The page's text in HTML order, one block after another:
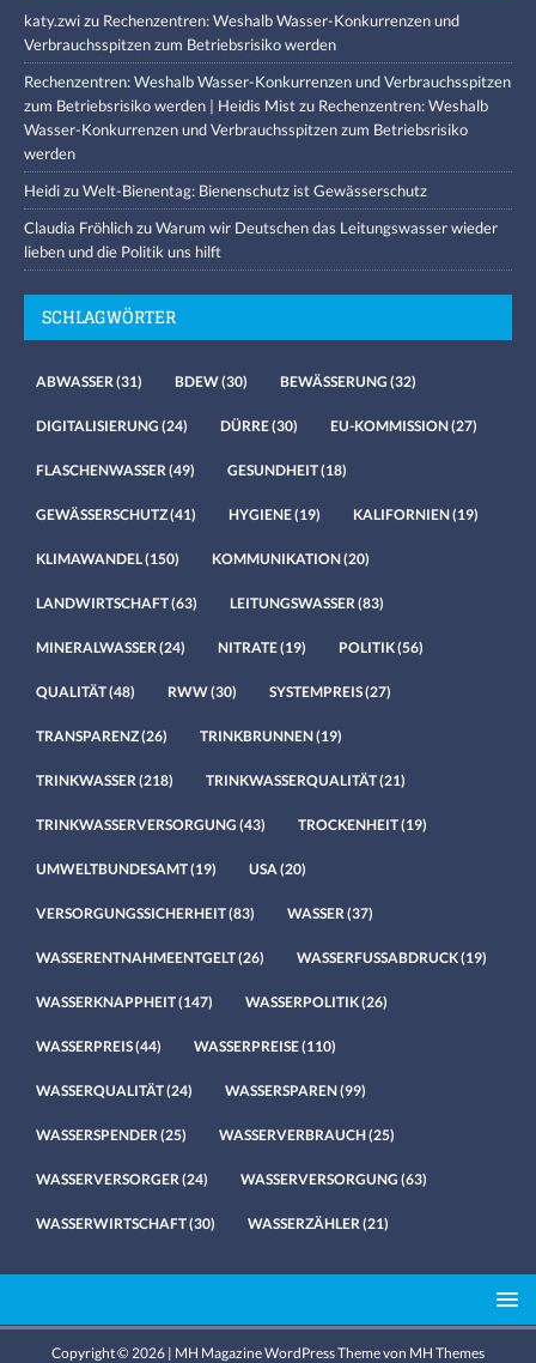
katy.zwizu Rechenzentren: Weshalb Wasser-Konkurrenzen und
Verbrauchsspitzen zum Betriebsrisiko werden
Rechenzentren: Weshalb Wasser-Konkurrenzen und Verbrauchsspitzen
zum Betriebsrisiko werden | Heidis Mistzu Rechenzentren: Weshalb
Wasser-Konkurrenzen und Verbrauchsspitzen zum Betriebsrisiko
werden
HeidizuWelt-Bienentag: Bienenschutz ist Gewässerschutz
Claudia FröhlichzuWarum wir Deutschen das Leitungswasser wieder
lieben und die Politik uns hilft
SCHLAGWÖRTER
ABWASSER (31) BDEW(30) BEWÄSSERUNG (32)
DIGITALISIERUNG (24) DÜRRE(30) EU-KOMMISSION(27)
FLASCHENWASSER (49) GESUNDHEIT(18)
GEWÄSSERSCHUTZ(41) HYGIENE(19) KALIFORNIEN(19)
KLIMAWANDEL(150) KOMMUNIKATION(20)
LANDWIRTSCHAFT(63) LEITUNGSWASSER (83)
MINERALWASSER (24) NITRATE(19) POLITIK(56)
QUALITÄT(48) RWW(30) SYSTEMPREIS(27)
TRANSPARENZ(26) TRINKBRUNNEN(19)
TRINKWASSER (218) TRINKWASSERQUALITÄT(21)
TRINKWASSERVERSORGUNG (43) TROCKENHEIT(19)
UMWELTBUNDESAMT(19) USA (20)
VERSORGUNGSSICHERHEIT(83) WASSER (37)
WASSERENTNAHMEENTGELT(26) WASSERFUSSABDRUCK(19)
WASSERKNAPPHEIT(147) WASSERPOLITIK(26)
WASSERPREIS(44) WASSERPREISE(110)
WASSERQUALITÄT(24) WASSERSPAREN(99)
WASSERSPENDER (25) WASSERVERBRAUCH(25)
WASSERVERSORGER (24) WASSERVERSORGUNG (63)
WASSERWIRTSCHAFT(30) WASSERZÄHLER (21)
Copyright © 2026 | MH Magazine WordPress Theme von MH Themes